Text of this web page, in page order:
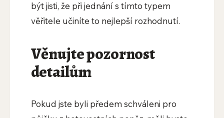
být jisti, že při jednání s tímto typem
věřitele učiníte to nejlepší rozhodnutí.
Věnujte pozornost
detailům
Pokud jste byli předem schváleni pro